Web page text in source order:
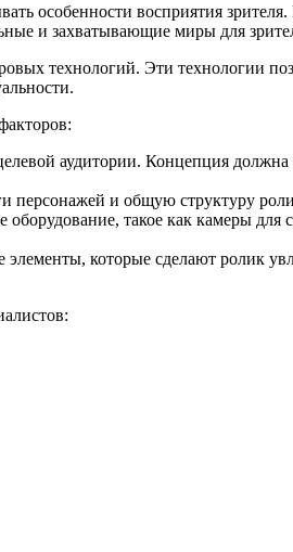
особенности восприятия
и захватывающие миры для
технологий. Эти технологии
аудитории. Концепция
персонажей и общую структуру
такое как камеры для
которые сделают ролик